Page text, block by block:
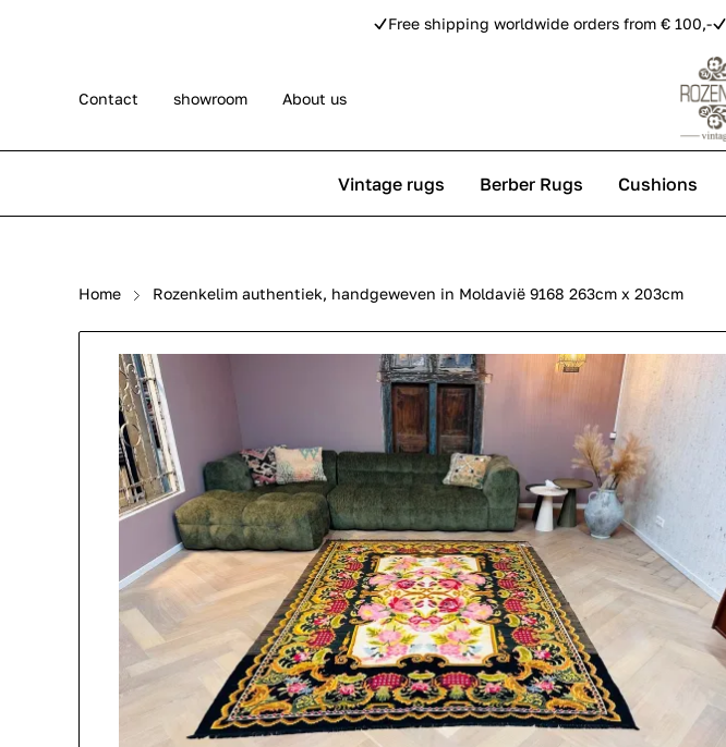
Free shipping worldwide orders from € 100,-
Contact showroom About us
Vintage rugs
Persian rugs Berber rugs
Rose kilim rugs Pip Studio carpets
Berber Rugs Cushions
Home Rozenkelim authentiek, handgeweven in Moldavië 9168 263cm x 203cm